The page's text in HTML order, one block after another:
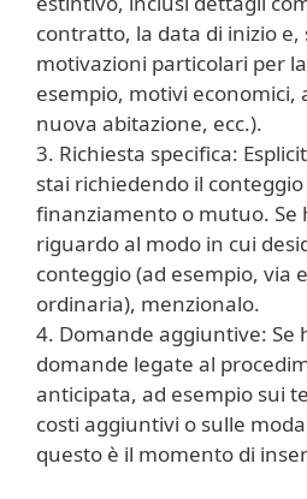
contratto, la data di inizio
motivazioni particolari per
esempio, motivi economici,
nuova abitazione, ecc.).
3. Richiesta specifica:
stai richiedendo il
finanziamento o mutuo. Se
riguardo al modo in cui
conteggio (ad esempio, via
ordinaria), menzionalo.
4. Domande aggiuntive: Se
domande legate al
anticipata, ad esempio sui
costi aggiuntivi o sulle
questo è il momento di